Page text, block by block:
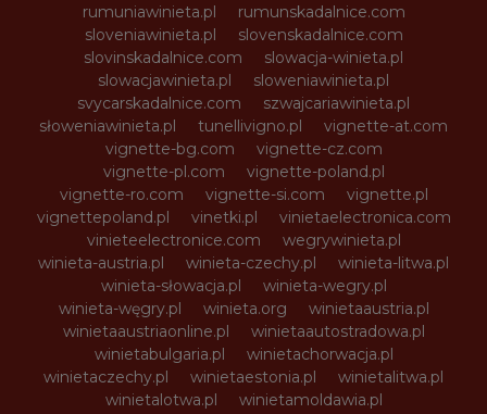
rumuniawinieta.pl
rumunskadalnice.com
sloveniawinieta.pl
slovenskadalnice.com
slovinskadalnice.com
slowacja-winieta.pl
slowacjawinieta.pl
sloweniawinieta.pl
svycarskadalnice.com
szwajcariawinieta.pl
słoweniawinieta.pl
tunellivigno.pl
vignette-at.com
vignette-bg.com
vignette-cz.com
vignette-pl.com
vignette-poland.pl
vignette-ro.com
vignette-si.com
vignette.pl
vignettepoland.pl
vinetki.pl
vinietaelectronica.com
vinieteelectronice.com
wegrywinieta.pl
winieta-austria.pl
winieta-czechy.pl
winieta-litwa.pl
winieta-słowacja.pl
winieta-wegry.pl
winieta-węgry.pl
winieta.org
winietaaustria.pl
winietaaustriaonline.pl
winietaautostradowa.pl
winietabulgaria.pl
winietachorwacja.pl
winietaczechy.pl
winietaestonia.pl
winietalitwa.pl
winietalotwa.pl
winietamoldawia.pl